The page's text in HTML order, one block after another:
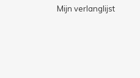
Mijn verlanglijst